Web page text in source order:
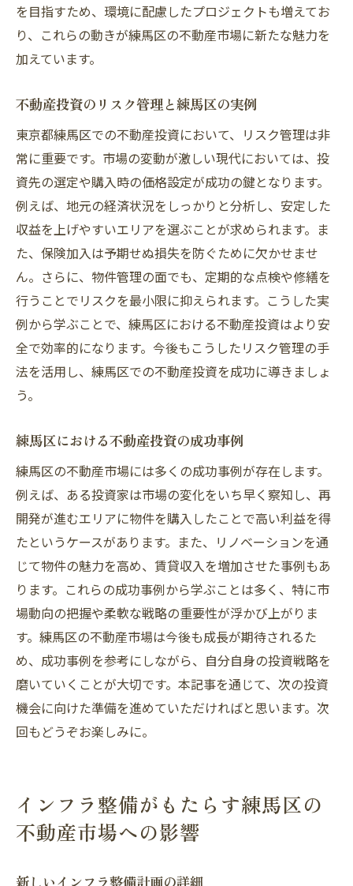
を目指すため、環境に配慮したプロジェクトも増えてお
り、これらの動きが練馬区の不動産市場に新たな魅力を
加えています。
不動産投資のリスク管理と練馬区の実例
東京都練馬区での不動産投資において、リスク管理は非
常に重要です。市場の変動が激しい現代においては、投
資先の選定や購入時の価格設定が成功の鍵となります。
例えば、地元の経済状況をしっかりと分析し、安定した
収益を上げやすいエリアを選ぶことが求められます。ま
た、保険加入は予期せぬ損失を防ぐために欠かせませ
ん。さらに、物件管理の面でも、定期的な点検や修繕を
行うことでリスクを最小限に抑えられます。こうした実
例から学ぶことで、練馬区における不動産投資はより安
全で効率的になります。今後もこうしたリスク管理の手
法を活用し、練馬区での不動産投資を成功に導きましょ
う。
練馬区における不動産投資の成功事例
練馬区の不動産市場には多くの成功事例が存在します。
例えば、ある投資家は市場の変化をいち早く察知し、再
開発が進むエリアに物件を購入したことで高い利益を得
たというケースがあります。また、リノベーションを通
じて物件の魅力を高め、賃貸収入を増加させた事例もあ
ります。これらの成功事例から学ぶことは多く、特に市
場動向の把握や柔軟な戦略の重要性が浮かび上がりま
す。練馬区の不動産市場は今後も成長が期待されるた
め、成功事例を参考にしながら、自分自身の投資戦略を
磨いていくことが大切です。本記事を通じて、次の投資
機会に向けた準備を進めていただければと思います。次
回もどうぞお楽しみに。
インフラ整備がもたらす練馬区の
不動産市場への影響
新しいインフラ整備計画の詳細